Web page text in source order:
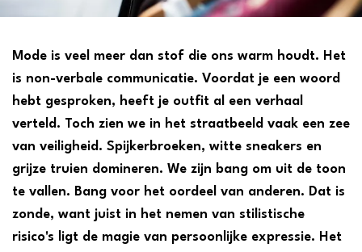
Mode is veel meer dan stof die ons warm houdt. Het
is non-verbale communicatie. Voordat je een woord
hebt gesproken, heeft je outfit al een verhaal
verteld. Toch zien we in het straatbeeld vaak een zee
van veiligheid. Spijkerbroeken, witte sneakers en
grijze truien domineren. We zijn bang om uit de toon
te vallen. Bang voor het oordeel van anderen. Dat is
zonde, want juist in het nemen van stilistische
risico's ligt de magie van persoonlijke expressie. Het